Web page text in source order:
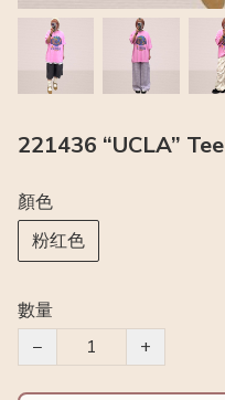
221436 “UCLA” Tee
顏色
粉红色
數量
−
+